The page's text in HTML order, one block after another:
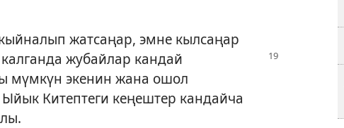
жатсаңар, эмне кылсаңар
калганда жубайлар кандай
мүмкүн экенин жана ошол
Китептеги кеңештер кандайча